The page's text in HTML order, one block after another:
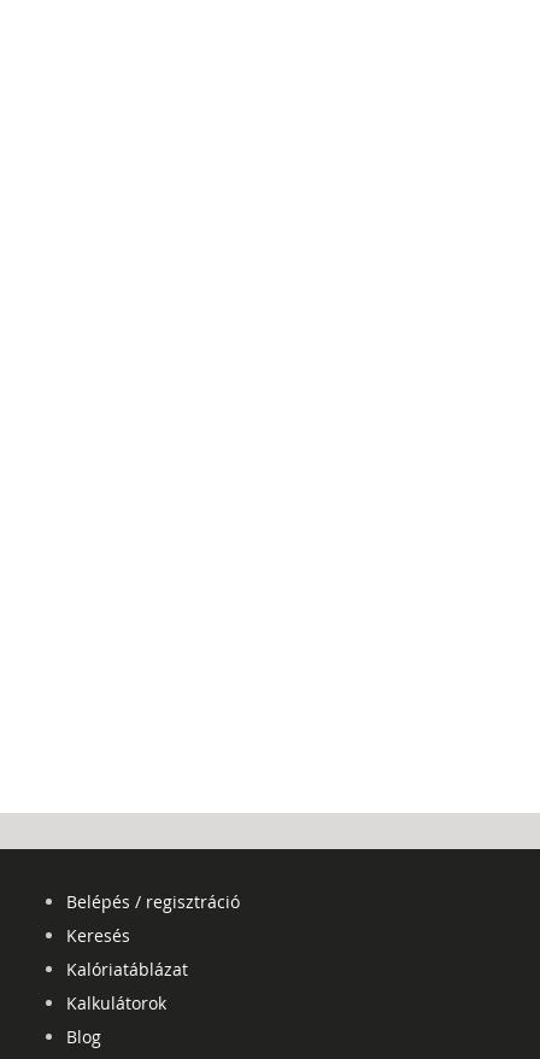
Belépés / regisztráció
Keresés
Kalóriatáblázat
Kalkulátorok
Blog